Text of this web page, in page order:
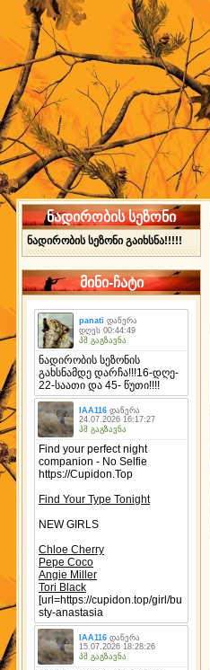
ნადირობის სეზონი
ნადირობის სეზონი გაიხსნა!!!!!
მინი-ჩატი